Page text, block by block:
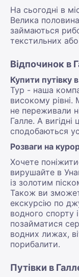
На сьогодні в
Велика
займаються
текстильних
Відпочинок в
Купити путівку
Тур - наша
високому
не переживали
Галле. А вигідні
сподобаються
Розваги на
Хочете
вирушайте в
із золотим
Також ви
екскурсію по
водного спорту
позайматися
водних лижах,
порибалити.
Путівки в